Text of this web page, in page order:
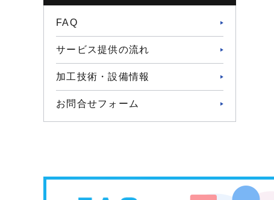
FAQ
サービス提供の流れ
加工技術・設備情報
お問合せフォーム